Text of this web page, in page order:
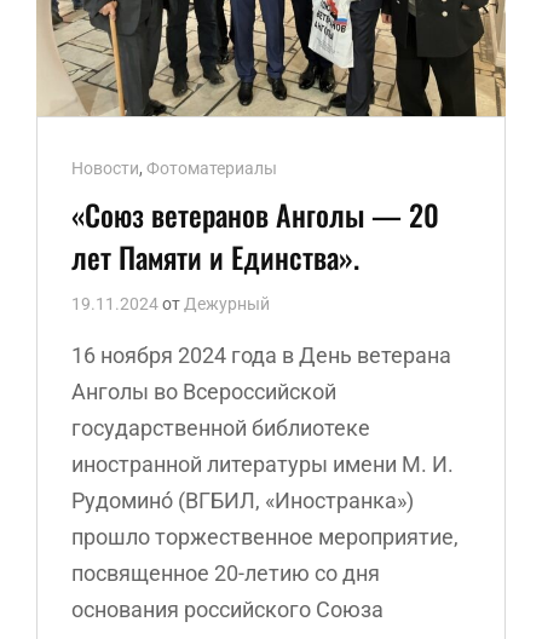
Ссылки
рубрик
Новости, Фотоматериалы
«Союз ветеранов Анголы — 20
лет Памяти и Единства».
19.11.2024от Дежурный
16 ноября 2024 года в День ветерана
Анголы во Всероссийской
государственной библиотеке
иностранной литературы имени М. И.
Рудомино́ (ВГБИЛ, «Иностранка»)
прошло торжественное мероприятие,
посвященное 20-летию со дня
основания российского Союза